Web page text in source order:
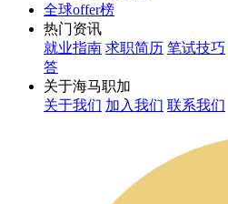
全球offer榜
热门资讯
就业指南 求职简历 笔试技巧
答
关于海马职加
关于我们 加入我们 联系我们